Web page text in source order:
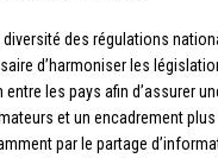
des régulations
d’harmoniser les
les pays afin d’assurer
et un encadrement
par le partage